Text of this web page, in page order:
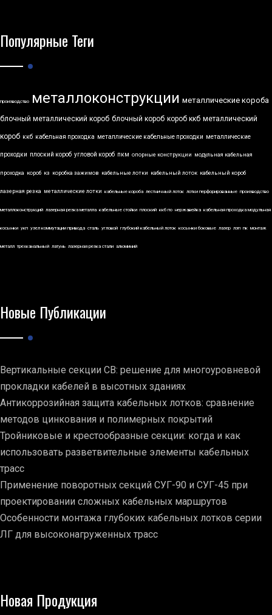
Популярные Теги
производство металлоконструкции металлические короба
блочный металлический короб блочный короб короб ккб металлический
короб ккб кабельная проходка металлические кабельные проходки металлические
проходки плоский короб угловой короб пкм опорные конструкции модульная кабельная
проходка короб кз коробка зажимов кабельные лотки кабельный лоток кабельный короб
лазерная резка металлические лотки кабельные короба лестничный лоток лотки перфорированные производство
металлоконструкций лазерная резка металла кабельные стойки плоский ккб по нержавейка кабельная проходка модульная
косынки укп узел коммутации привода сталь угловой глубокий кабельный лоток косынки боковые лазер лэп пк монтаж
металл трехканальный латунь лазерная резка стали алюминий
Новые Публикации
Вертикальные секции СВ: решение для многоуровневой
прокладки кабелей в высотных зданиях
Антикоррозийная защита кабельных лотков: сравнение
методов цинкования и полимерных покрытий
Тройниковые и крестообразные секции: когда и как
использовать разветвительные элементы кабельных
трасс
Применение поворотных секций СУГ-90 и СУГ-45 при
проектировании сложных кабельных маршрутов
Особенности монтажа глубоких кабельных лотков серии
ЛГ для высоконагруженных трасс
Новая Продукция